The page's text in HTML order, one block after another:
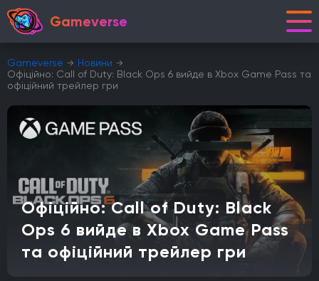
Gameverse
Gameverse
Новини
Офіційно: Call of Duty: Black Ops 6 вийде в Xbox Game Pass та
офіційний трейлер гри
Офіційно: Call of Duty: Black
Ops 6 вийде в Xbox Game Pass
та офіційний трейлер гри